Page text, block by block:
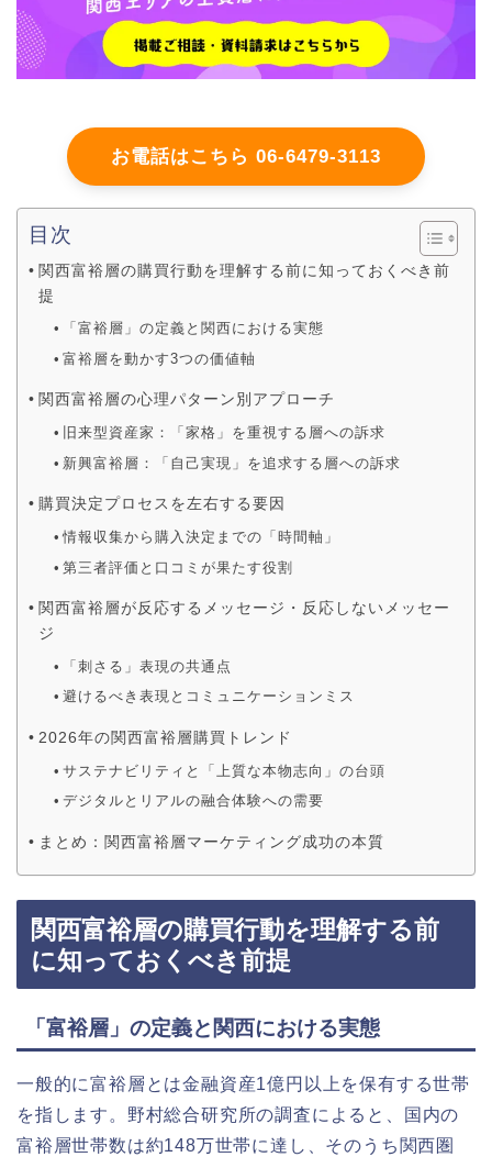
お電話はこちら 06-6479-3113
目次
関西富裕層の購買行動を理解する前に知っておくべき前
提
「富裕層」の定義と関西における実態
富裕層を動かす3つの価値軸
関西富裕層の心理パターン別アプローチ
旧来型資産家：「家格」を重視する層への訴求
新興富裕層：「自己実現」を追求する層への訴求
購買決定プロセスを左右する要因
情報収集から購入決定までの「時間軸」
第三者評価と口コミが果たす役割
関西富裕層が反応するメッセージ・反応しないメッセー
ジ
「刺さる」表現の共通点
避けるべき表現とコミュニケーションミス
2026年の関西富裕層購買トレンド
サステナビリティと「上質な本物志向」の台頭
デジタルとリアルの融合体験への需要
まとめ：関西富裕層マーケティング成功の本質
関西富裕層の購買行動を理解する前
に知っておくべき前提
「富裕層」の定義と関西における実態
一般的に富裕層とは金融資産1億円以上を保有する世帯
を指します。野村総合研究所の調査によると、国内の
富裕層世帯数は約148万世帯に達し、そのうち関西圏